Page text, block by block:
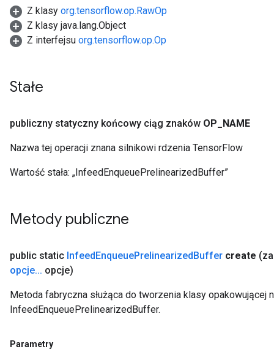
Z klasy org.tensorflow.op.RawOp
Z klasy java.lang.Object
Z interfejsu org.tensorflow.op.Op
Stałe
publiczny statyczny końcowy ciąg znaków OP NAME
Nazwa tej operacji znana silnikowi rdzenia TensorFlow
Wartość stała: „InfeedEnqueuePrelinearizedBuffer”
Metody publiczne
public static InfeedEnqueuePrelinearizedBuffer create
opcje... opcje)
Metoda fabryczna służąca do tworzenia klasy opakowującej
InfeedEnqueuePrelinearizedBuffer.
Parametry